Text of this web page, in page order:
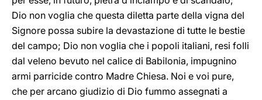
Dio non voglia che questa diletta parte della vigna del
Signore possa subire la devastazione di tutte le bestie
del campo; Dio non voglia che i popoli italiani, resi folli
dal veleno bevuto nel calice di Babilonia, impugnino
armi parricide contro Madre Chiesa. Noi e voi pure,
che per arcano giudizio di Dio fummo assegnati a